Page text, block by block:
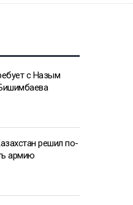
с Назым
решил по-
армию